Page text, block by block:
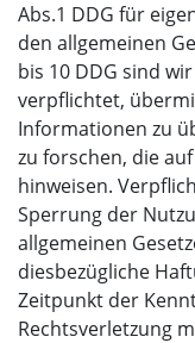
Abs.1 DDG für
den allgemeinen
bis 10 DDG sind
verpflichtet,
Informationen zu
zu forschen, die
hinweisen.
Sperrung der
allgemeinen
diesbezügliche
Zeitpunkt der
Rechtsverletzung